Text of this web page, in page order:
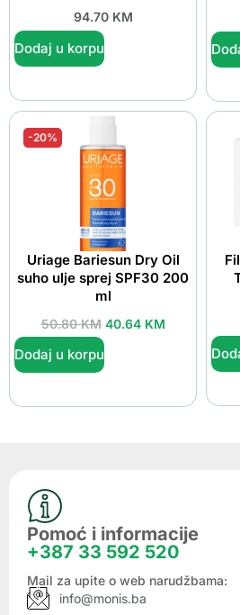
94.70 KM
Dodaj u korpu
-20%
Uriage Bariesun Dry Oil
suho ulje sprej SPF30 200
ml
50.80KM 40.64 KM
Dodaj u korpu
Pomoć i informacije
+387 33 592 520
Mail za upite o web narudžbama:
info@monis.ba